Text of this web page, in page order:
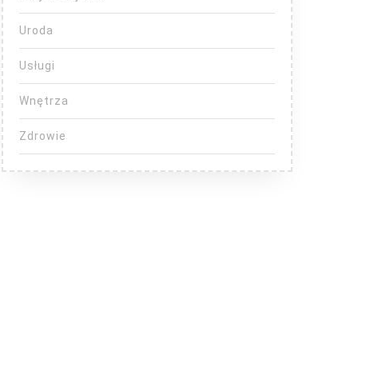
Uroda
Usługi
Wnętrza
Zdrowie